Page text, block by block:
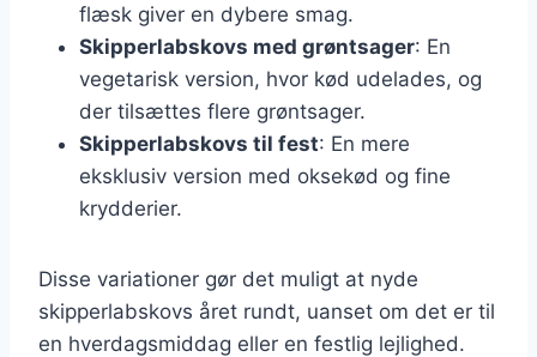
flæsk giver en dybere smag.
Skipperlabskovs med grøntsager: En
vegetarisk version, hvor kød udelades, og
der tilsættes flere grøntsager.
Skipperlabskovs til fest: En mere
eksklusiv version med oksekød og fine
krydderier.
Disse variationer gør det muligt at nyde
skipperlabskovs året rundt, uanset om det er til
en hverdagsmiddag eller en festlig lejlighed.